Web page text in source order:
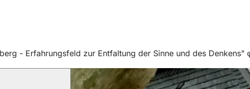
- Erfahrungsfeld zur Entfaltung der Sinne und des Denkens"